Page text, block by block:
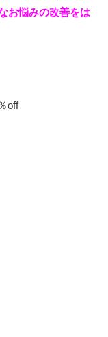
お悩みの改善をは
off